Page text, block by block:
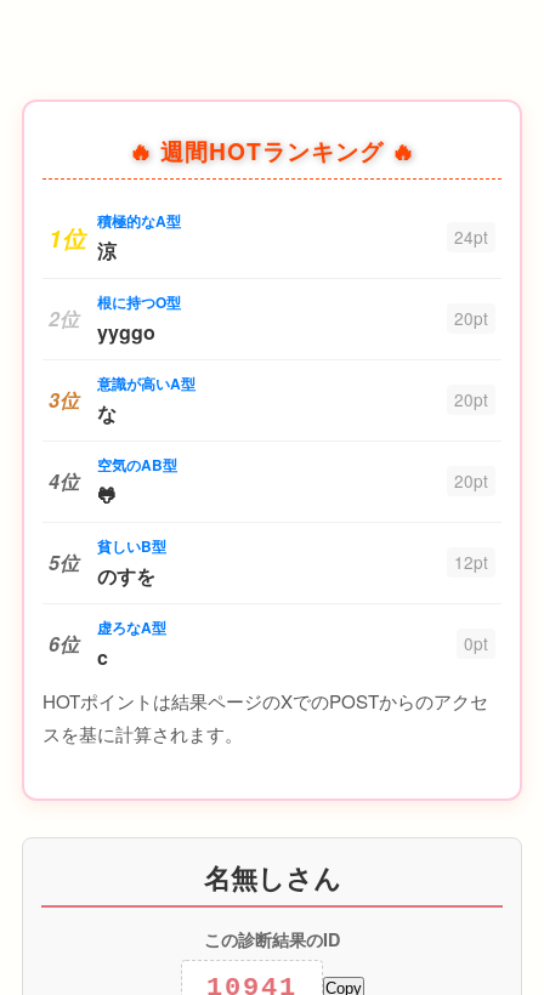
🔥 週間HOTランキング 🔥
1位 積極的なA型
涼 24pt
2位
根に持つO型
yyggo 20pt
3位
意識が高いA型
な 20pt
4位
空気のAB型
🐸 20pt
5位
貧しいB型
のすを 12pt
6位
虚ろなA型
c 0pt
HOTポイントは結果ページのXでのPOSTからのアクセ
スを基に計算されます。
名無しさん
この診断結果のID
10941 Copy